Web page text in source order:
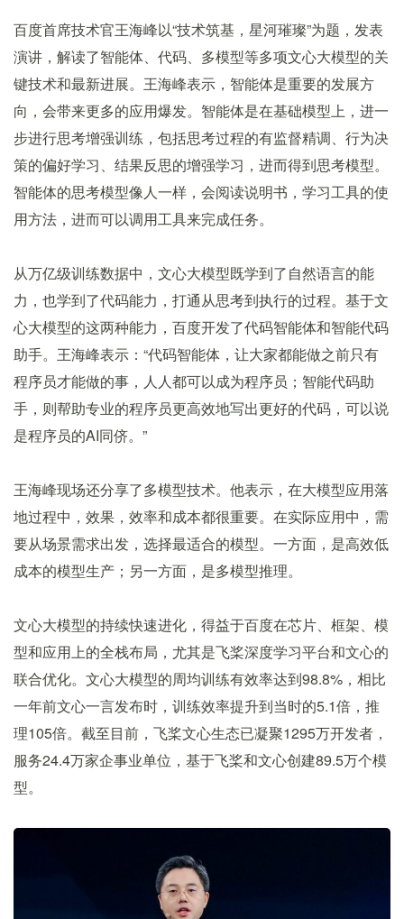
百度首席技术官王海峰以“技术筑基，星河璀璨”为题，发表
演讲，解读了智能体、代码、多模型等多项文心大模型的关
键技术和最新进展。王海峰表示，智能体是重要的发展方
向，会带来更多的应用爆发。智能体是在基础模型上，进一
步进行思考增强训练，包括思考过程的有监督精调、行为决
策的偏好学习、结果反思的增强学习，进而得到思考模型。
智能体的思考模型像人一样，会阅读说明书，学习工具的使
用方法，进而可以调用工具来完成任务。
从万亿级训练数据中，文心大模型既学到了自然语言的能
力，也学到了代码能力，打通从思考到执行的过程。基于文
心大模型的这两种能力，百度开发了代码智能体和智能代码
助手。王海峰表示：“代码智能体，让大家都能做之前只有
程序员才能做的事，人人都可以成为程序员；智能代码助
手，则帮助专业的程序员更高效地写出更好的代码，可以说
是程序员的AI同侪。”
王海峰现场还分享了多模型技术。他表示，在大模型应用落
地过程中，效果，效率和成本都很重要。在实际应用中，需
要从场景需求出发，选择最适合的模型。一方面，是高效低
成本的模型生产；另一方面，是多模型推理。
文心大模型的持续快速进化，得益于百度在芯片、框架、模
型和应用上的全栈布局，尤其是飞桨深度学习平台和文心的
联合优化。文心大模型的周均训练有效率达到98.8%，相比
一年前文心一言发布时，训练效率提升到当时的5.1倍，推
理105倍。截至目前，飞桨文心生态已凝聚1295万开发者，
服务24.4万家企事业单位，基于飞桨和文心创建89.5万个模
型。